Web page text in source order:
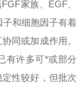
家族、EGF、
和细胞因子有着
同或加成作用。
有许多可*或部分
性较好，但批次